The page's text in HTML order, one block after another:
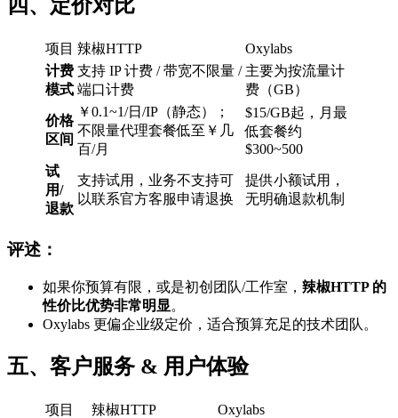
四、定价对比
项目 辣椒HTTP
Oxylabs
计费
模式
支持 IP 计费 / 带宽不限量 /
端口计费
主要为按流量计
费（GB）
价格
区间
￥0.1~1/日/IP（静态）；
不限量代理套餐低至￥几
百/月
$15/GB起，月最
低套餐约
$300~500
试
用/
退款
支持试用，业务不支持可
以联系官方客服申请退换
提供小额试用，
无明确退款机制
评述：
如果你预算有限，或是初创团队/工作室， 辣椒HTTP 的
性价比优势非常明显。
Oxylabs 更偏企业级定价，适合预算充足的技术团队。
五、客户服务 & 用户体验
项目 辣椒HTTP
Oxylabs